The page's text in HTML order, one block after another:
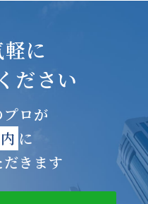
に
ださい
プロが
に
きます